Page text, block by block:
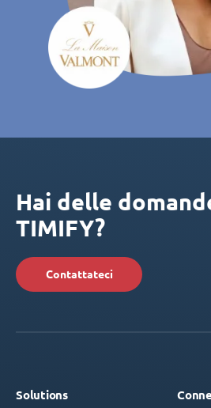
Hai delle
TIMIFY?
Contattateci
Solutions